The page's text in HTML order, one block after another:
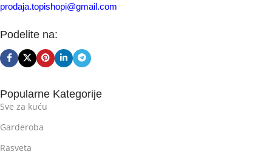
prodaja.topishopi@gmail.com
Podelite na:
Popularne Kategorije
Sve za kuću
Garderoba
Rasveta